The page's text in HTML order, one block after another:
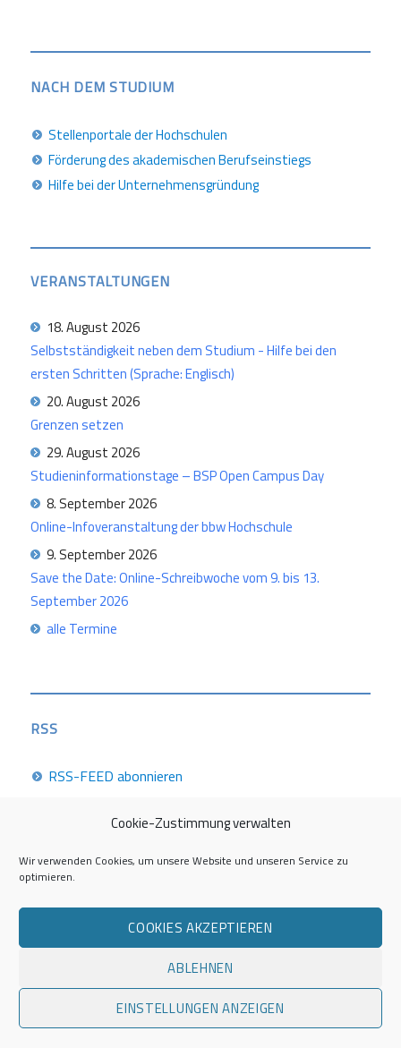
Cookie-Zustimmung verwalten
Wir verwenden Cookies, um unsere Website und unseren Service zu
optimieren.
COOKIES AKZEPTIEREN
ABLEHNEN
EINSTELLUNGEN ANZEIGEN
NACH DEM STUDIUM
Stellenportale der Hochschulen
Förderung des akademischen Berufseinstiegs
Hilfe bei der Unternehmensgründung
VERANSTALTUNGEN
18. August 2026
Selbstständigkeit neben dem Studium - Hilfe bei den
ersten Schritten (Sprache: Englisch)
20. August 2026
Grenzen setzen
29. August 2026
Studieninformationstage – BSP Open Campus Day
8. September 2026
Online-Infoveranstaltung der bbw Hochschule
9. September 2026
Save the Date: Online-Schreibwoche vom 9. bis 13.
September 2026
alle Termine
RSS
RSS-FEED abonnieren
Career Week 2026
Die Career Center im Überblick
Kontakt zur AG Career Service
Impressum